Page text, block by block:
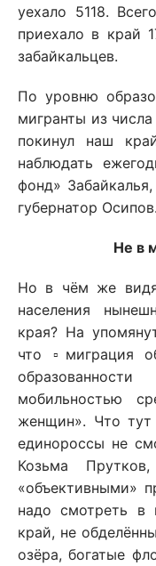
уехало 5118.
приехало в край
забайкальцев.
По уровню
мигранты из
покинул наш
наблюдать
фонд»
губернатор Осипов.
Не в
Но в чём же
населения
края? На
что ▫️миграция
мобильностью
женщин». Что
единороссы не
Козьма
«объективными»
надо смотреть в
край, не
озёра, богатые